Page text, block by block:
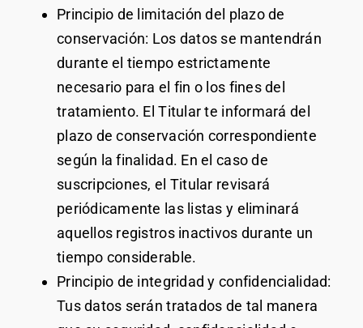
Principio de limitación del plazo de
conservación: Los datos se mantendrán
durante el tiempo estrictamente
necesario para el fin o los fines del
tratamiento. El Titular te informará del
plazo de conservación correspondiente
según la finalidad. En el caso de
suscripciones, el Titular revisará
periódicamente las listas y eliminará
aquellos registros inactivos durante un
tiempo considerable.
Principio de integridad y confidencialidad:
Tus datos serán tratados de tal manera